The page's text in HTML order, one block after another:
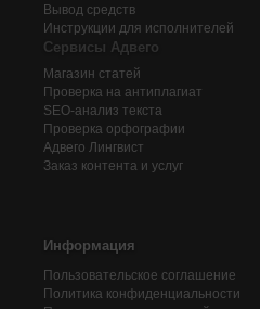
Вывод средств
Инструкции для исполнителей
Сервисы Адвего
Магазин статей
Проверка на антиплагиат
SEO-анализ текста
Проверка орфографии
Адвего Лингвист
Заказ контента и услуг
Информация
Пользовательское соглашение
Политика конфиденциальности